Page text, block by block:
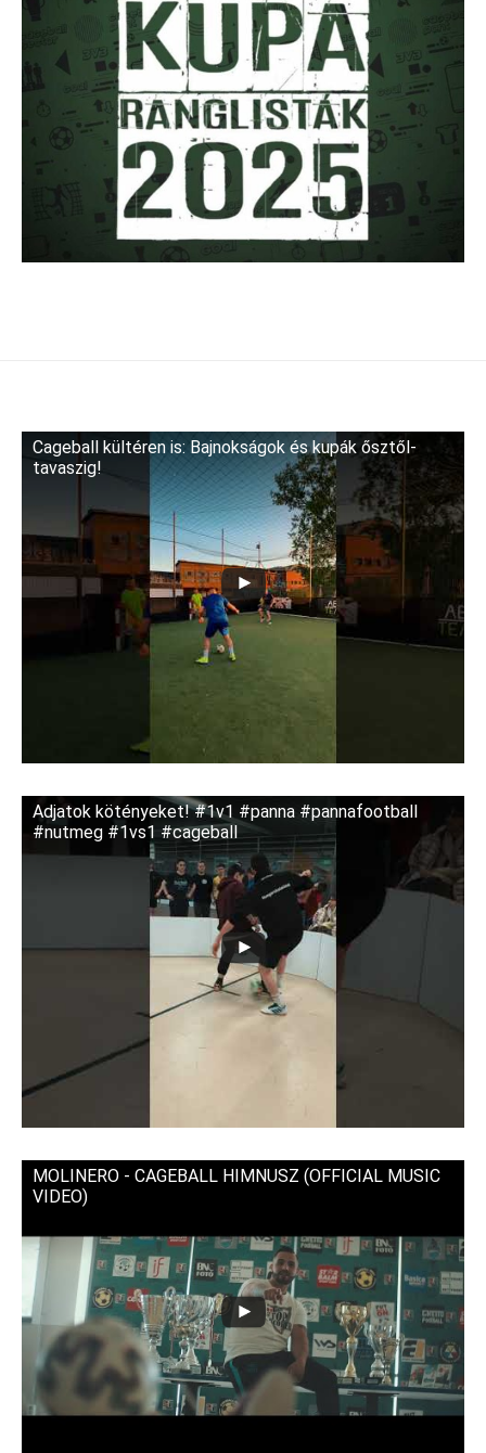
Cageball kültéren is: Bajnokságok és kupák ősztől-
tavaszig!
Adjatok kötényeket! #1v1 #panna #pannafootball
#nutmeg #1vs1 #cageball
MOLINERO - CAGEBALL HIMNUSZ (OFFICIAL MUSIC
VIDEO)